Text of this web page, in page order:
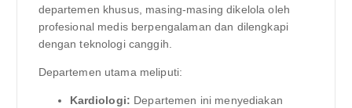
departemen khusus, masing-masing dikelola oleh
profesional medis berpengalaman dan dilengkapi
dengan teknologi canggih.
Departemen utama meliputi:
Kardiologi: Departemen ini menyediakan